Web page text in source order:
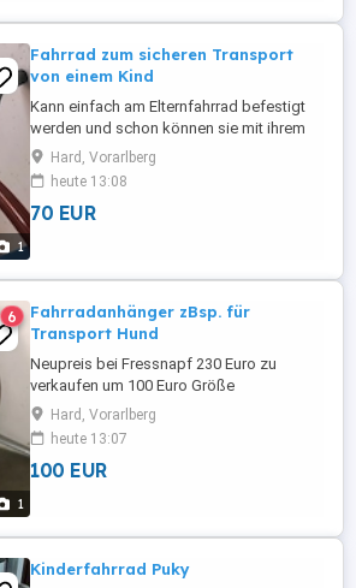
1
Fahrrad zum sicheren Transport
von einem Kind
Kann einfach am Elternfahrrad befestigt
werden und schon können sie mit ihrem
Kind sicher Tandem fahren Neupreis 270,-
Hard, Vorarlberg
heute 13:08
70 EUR
1
6
Fahrradanhänger zBsp. für
Transport Hund
Neupreis bei Fressnapf 230 Euro zu
verkaufen um 100 Euro Größe
Liegefläche:85x60 zul.Gew. ca 60 kg
Hard, Vorarlberg
heute 13:07
100 EUR
Kinderfahrrad Puky